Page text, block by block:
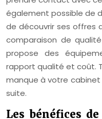
également possible de
de découvrir ses offres
comparaison de
propose des
rapport qualité et coût.
manque à votre
suite.
Les bénéfices